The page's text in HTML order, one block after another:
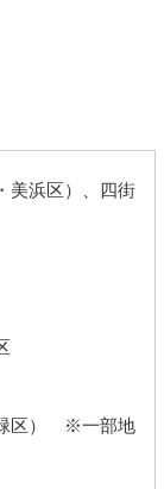
美浜区）、四街
区） ※一部地